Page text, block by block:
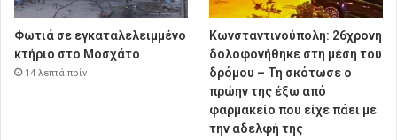
Φωτιά σε εγκαταλελειμμένο
κτήριο στο Μοσχάτο
14 λεπτά πρίν
Κωνσταντινούπολη: 26χρονη
δολοφονήθηκε στη μέση του
δρόμου – Τη σκότωσε ο
πρώην της έξω από
φαρμακείο που είχε πάει με
την αδελφή της